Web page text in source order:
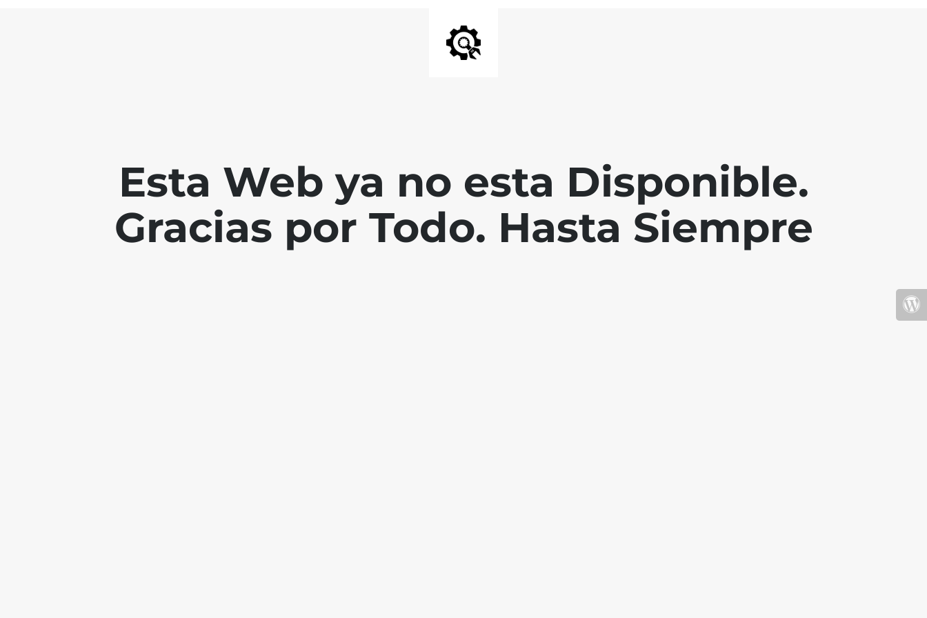
Esta Web ya no esta Disponible.
Gracias por Todo. Hasta Siempre